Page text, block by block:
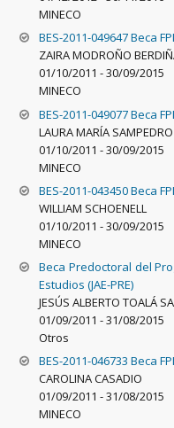
MINECO
BES-2011-049647 Beca FPI
ZAIRA MODROÑO
01/10/2011 -30/09/2015
MINECO
BES-2011-049077 Beca FPI
LAURA MARÍA
01/10/2011 -30/09/2015
MINECO
BES-2011-043450 Beca FPI
WILLIAM SCHOENELL
01/10/2011 -30/09/2015
MINECO
Beca Predoctoral del
Estudios (JAE-PRE)
JESÚS ALBERTO TOALÁ
01/09/2011 -31/08/2015
Otros
BES-2011-046733 Beca FPI
CAROLINA CASADIO
01/09/2011 -31/08/2015
MINECO